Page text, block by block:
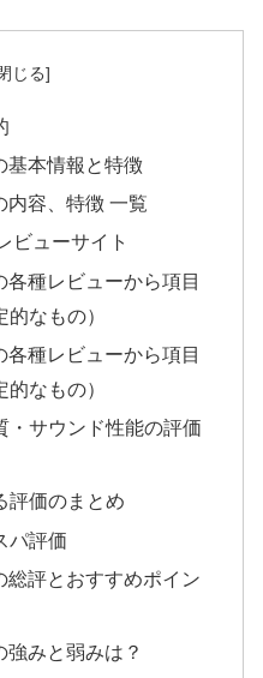
基本情報と特徴
内容、特徴 一覧
ビューサイト
種レビューから項目
なもの）
種レビューから項目
なもの）
・サウンド性能の評価
評価のまとめ
パ評価
総評とおすすめポイン
みと弱みは？